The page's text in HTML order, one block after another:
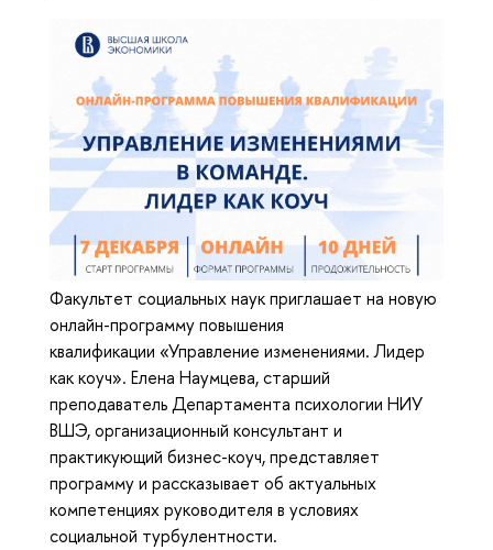
Факультет социальных наук приглашает на новую
онлайн-программу повышения
квалификации «Управление изменениями. Лидер
как коуч». Елена Наумцева, старший
преподаватель Департамента психологии НИУ
ВШЭ, организационный консультант и
практикующий бизнес-коуч, представляет
программу и рассказывает об актуальных
компетенциях руководителя в условиях
социальной турбулентности.